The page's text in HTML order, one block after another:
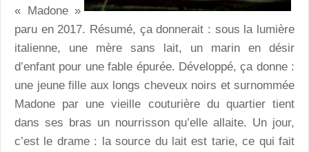
« Madone »
paru en 2017. Résumé, ça donnerait : sous la lumière
italienne, une mère sans lait, un marin en désir
d’enfant pour une fable épurée. Développé, ça donne :
une jeune fille aux longs cheveux noirs et surnommée
Madone par une vieille couturière du quartier tient
dans ses bras un nourrisson qu’elle allaite. Un jour,
c’est le drame : la source du lait est tarie, ce qui fait